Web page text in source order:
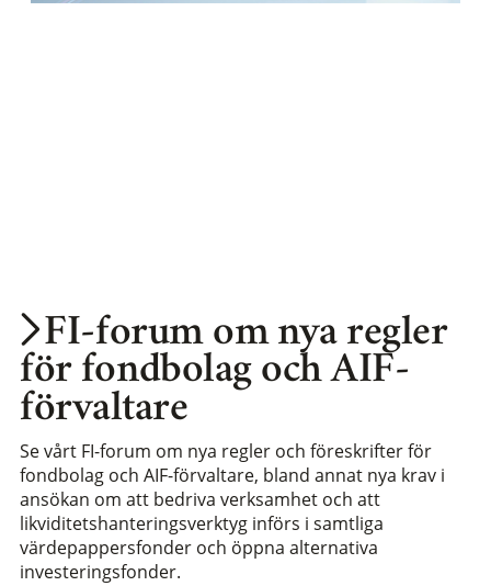
FI-forum om nya regler
för fondbolag och AIF-
förvaltare
Se vårt FI-forum om nya regler och föreskrifter för
fondbolag och AIF-förvaltare, bland annat nya krav i
ansökan om att bedriva verksamhet och att
likviditetshanteringsverktyg införs i samtliga
värdepappersfonder och öppna alternativa
investeringsfonder.